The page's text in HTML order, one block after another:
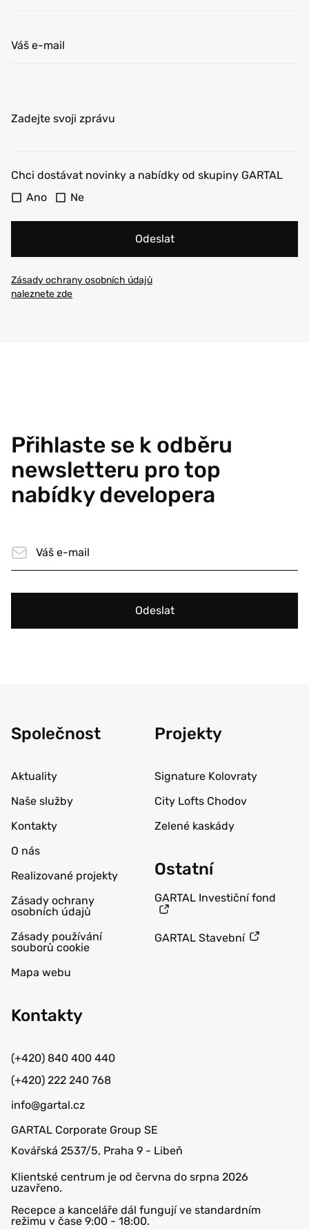
Váš e-mail
Zadejte svoji zprávu
Chci dostávat novinky a nabídky od skupiny GARTAL
Ano
Ne
Odeslat
Zásady ochrany osobních údajů
naleznete zde
Přihlaste se k odběru
newsletteru pro top
nabídky developera
Odeslat
Společnost
Aktuality
Naše služby
Kontakty
O nás
Realizované projekty
Zásady ochrany
osobních údajů
Zásady používání
souborů cookie
Mapa webu
Projekty
Signature Kolovraty
City Lofts Chodov
Zelené kaskády
Ostatní
GARTAL Investiční fond
GARTAL Stavební
Kontakty
(+420) 840 400 440
(+420) 222 240 768
info@gartal.cz
GARTAL Corporate Group SE
Kovářská 2537/5, Praha 9 - Libeň
Klientské centrum je od června do srpna 2026
uzavřeno.
Recepce a kanceláře dál fungují ve standardním
režimu v čase 9:00 - 18:00.